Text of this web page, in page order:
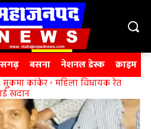
बसना नेशनल डेस्क क्राइम
सुकमा कांकेर महिला विधायक रेत
खदान